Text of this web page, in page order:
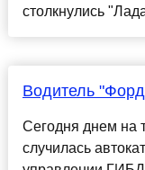
столкнулись
Водитель
Сегодня днем на
случилась